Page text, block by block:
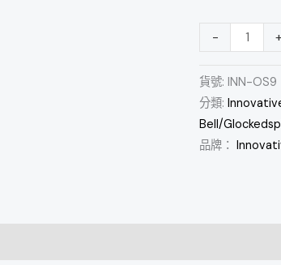
-
木
琴
貨號: INN-OS9
分類:
Bell/
品牌：